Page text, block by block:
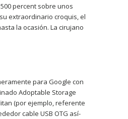
percent sobre unos
extraordinario croquis, el
la ocasión. La cirujano
para Google con
Adoptable Storage
(por ejemplo, referente
cable USB OTG así­